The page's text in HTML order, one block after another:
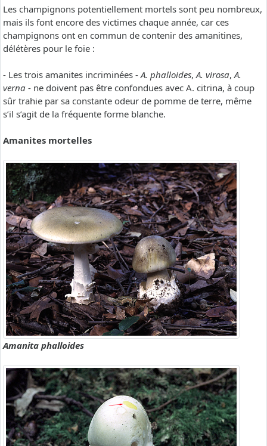
Les champignons potentiellement mortels sont peu nombreux,
mais ils font encore des victimes chaque année, car ces
champignons ont en commun de contenir des amanitines,
délétères pour le foie :
- Les trois amanites incriminées -A. phalloides,A. virosa,A.
verna - ne doivent pas être confondues avec A. citrina, à coup
sûr trahie par sa constante odeur de pomme de terre, même
s’il s’agit de la fréquente forme blanche.
Amanites mortelles
Amanita phalloides